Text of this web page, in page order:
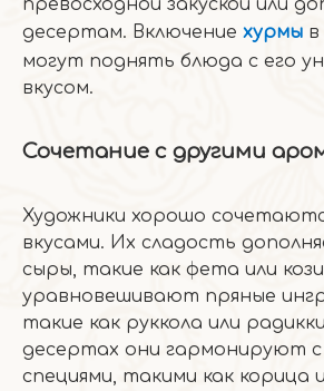
превосходной закуской или
десертам. Включение хурмы
могут поднять блюда с его
вкусом.
Сочетание с другими
Художники хорошо
вкусами. Их сладость
сыры, такие как фета или
уравновешивают пряные
такие как руккола или
десертах они гармонируют
специями, такими как корица